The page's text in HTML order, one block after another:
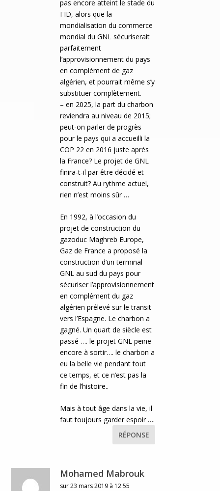
pas encore atteint le stade du
FID, alors que la
mondialisation du commerce
mondial du GNL sécuriserait
parfaitement
l’approvisionnement du pays
en complément de gaz
algérien, et pourrait même s’y
substituer complètement.
– en 2025, la part du charbon
reviendra au niveau de 2015;
peut-on parler de progrès
pour le pays qui a accueilli la
COP 22 en 2016 juste après
la France? Le projet de GNL
finira-t-il par être décidé et
construit? Au rythme actuel,
rien n’est moins sûr …
En 1992, à l’occasion du
projet de construction du
gazoduc Maghreb Europe,
Gaz de France a proposé la
construction d’un terminal
GNL au sud du pays pour
sécuriser l’approvisionnement
en complément du gaz
algérien prélevé sur le transit
vers l’Espagne. Le charbon a
gagné. Un quart de siècle est
passé …. le projet GNL peine
encore à sortir…. le charbon a
eu la belle vie pendant tout
ce temps, et ce n’est pas la
fin de l’histoire..
Mais à tout âge dans la vie, il
faut toujours garder espoir ….
RÉPONSE
Mohamed Mabrouk
sur 23 mars 2019 à 12:55